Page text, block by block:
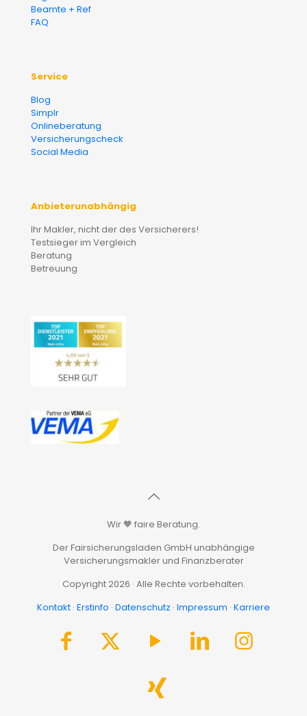
Beamte + Ref
FAQ
Service
Blog
Simplr
Onlineberatung
Versicherungscheck
Social Media
Anbieterunabhängig
Ihr Makler, nicht der des Versicherers!
Testsieger im Vergleich
Beratung
Betreuung
Wir 🧡 faire Beratung.
Der Fairsicherungsladen GmbH unabhängige
Versicherungsmakler und Finanzberater
Copyright 2026 · Alle Rechte vorbehalten.
Kontakt · Erstinfo · Datenschutz · Impressum · Karriere